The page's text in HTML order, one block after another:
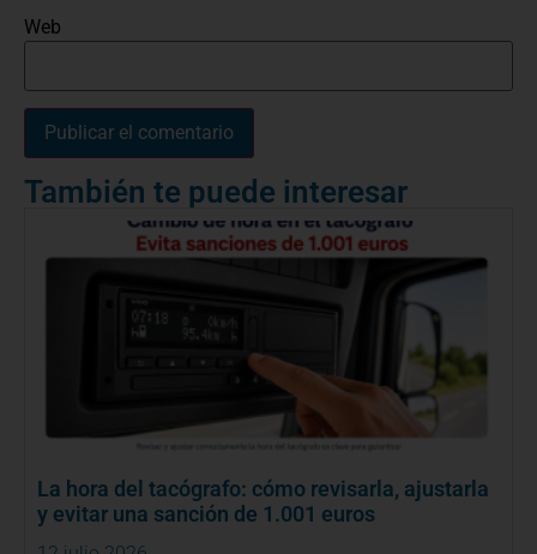
Web
También te puede interesar
La hora del tacógrafo: cómo revisarla, ajustarla
y evitar una sanción de 1.001 euros